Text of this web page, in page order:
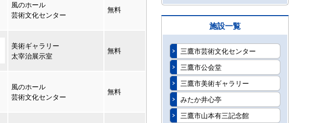
風のホール
芸術文化センター
無料
美術ギャラリー
太宰治展示室
無料
風のホール
芸術文化センター
無料
施設一覧
三鷹市芸術文化センター
三鷹市公会堂
三鷹市美術ギャラリー
みたか井心亭
三鷹市山本有三記念館